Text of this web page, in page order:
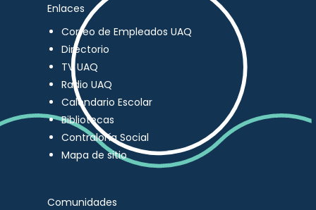
Enlaces
Correo de Empleados UAQ
Directorio
TV UAQ
Radio UAQ
Calendario Escolar
Bibliotecas
Contraloría Social
Mapa de sitio
Comunidades